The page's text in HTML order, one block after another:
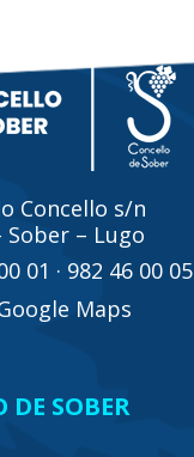
Concello s/n
Sober – Lugo
01 · 982 46 00 05
Maps
DE SOBER